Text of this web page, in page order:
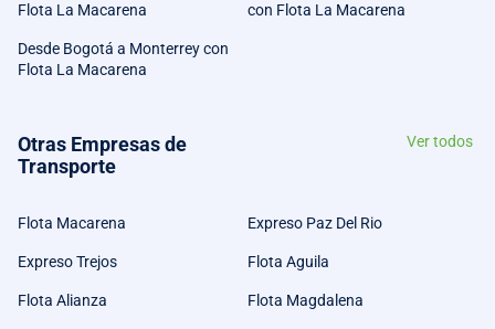
Flota La Macarena
con Flota La Macarena
Desde Bogotá a Monterrey con
Flota La Macarena
Otras Empresas de
Transporte
Ver todos
Flota Macarena Expreso Paz Del Rio
Expreso Trejos Flota Aguila
Flota Alianza Flota Magdalena